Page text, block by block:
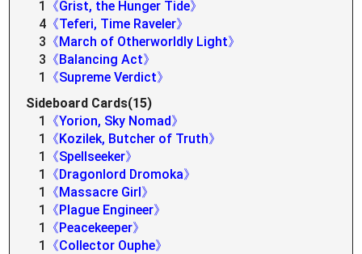
1
《Grist, the Hunger Tide》
4 《Teferi, Time Raveler》
3 《March of Otherworldly Light》
3 《Balancing Act》
1
《Supreme Verdict》
Sideboard Cards(15)
1
《Yorion, Sky Nomad》
1
《Kozilek, Butcher of Truth》
1
《Spellseeker》
1
《Dragonlord Dromoka》
1
《Massacre Girl》
1
《Plague Engineer》
1
《Peacekeeper》
1
《Collector Ouphe》